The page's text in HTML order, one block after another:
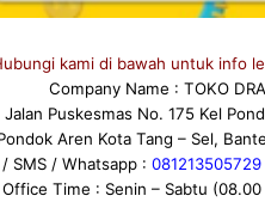
kami di bawah untuk info
Company Name : TOKO
Puskesmas No. 175 Kel
Aren Kota Tang – Sel,
SMS / Whatsapp : 081213505729
Office Time : Senin – Sabtu (08.00